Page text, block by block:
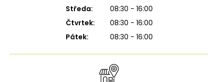
Středa:
08:30 - 16:00
Čtvrtek:
08:30 - 16:00
Pátek:
08:30 - 16:00